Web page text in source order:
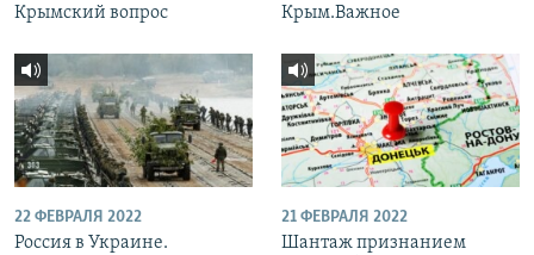
Крымский вопрос
Крым.Важное
22 ФЕВРАЛЯ 2022
Россия в Украине.
21 ФЕВРАЛЯ 2022
Шантаж признанием